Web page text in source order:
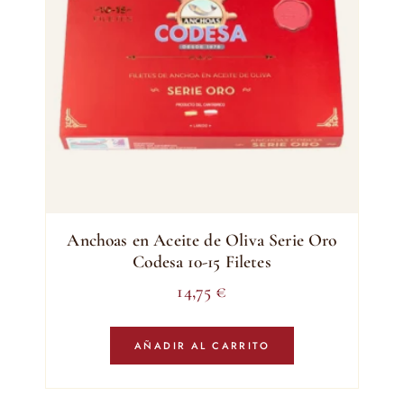
Anchoas en Aceite de Oliva Serie Oro
Codesa 10-15 Filetes
14,75 €
AÑADIR AL CARRITO